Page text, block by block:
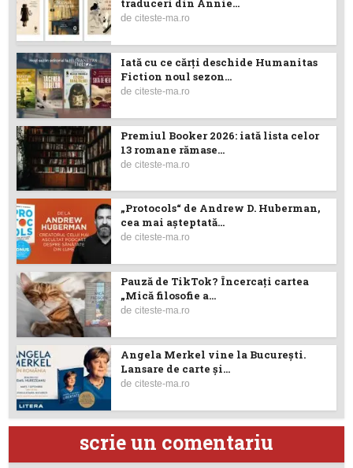
traduceri din Annie...
deciteste-ma.ro
Iată cu ce cărţi deschide Humanitas
Fiction noul sezon...
deciteste-ma.ro
Premiul Booker 2026: iată lista celor
13 romane rămase...
deciteste-ma.ro
„Protocols“ de Andrew D. Huberman,
cea mai așteptată...
deciteste-ma.ro
Pauză de TikTok? Încercaţi cartea
„Mică filosofie a...
deciteste-ma.ro
Angela Merkel vine la București.
Lansare de carte şi...
deciteste-ma.ro
scrie un comentariu